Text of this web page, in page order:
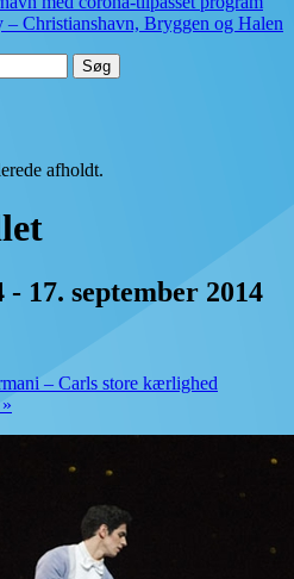
– Christianshavn, Bryggen og Halen
afholdt.
- 17. september 2014
– Carls store kærlighed
»